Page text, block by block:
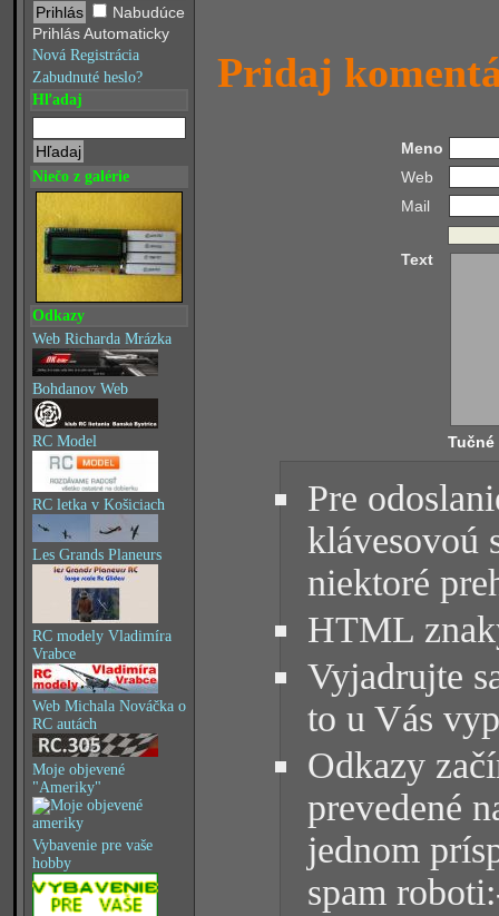
Nabudúce
Prihlás Automaticky
Nová Registrácia
Zabudnuté heslo?
Hľadaj
Niečo z galérie
Odkazy
Web Richarda Mrázka
Bohdanov Web
RC Model
RC letka v Košiciach
Les Grands Planeurs
RC modely Vladimíra
Vrabce
Web Michala Nováčka o
RC autách
Moje objevené
"Ameriky"
Vybavenie pre vaše
hobby
Pridaj
Meno
Web
Mail
Text
Tučné
Pre
klávesovoú
niektoré
HTML
Vyjadrujte
to u Vás
Odkazy
prevedené
jednom
spam